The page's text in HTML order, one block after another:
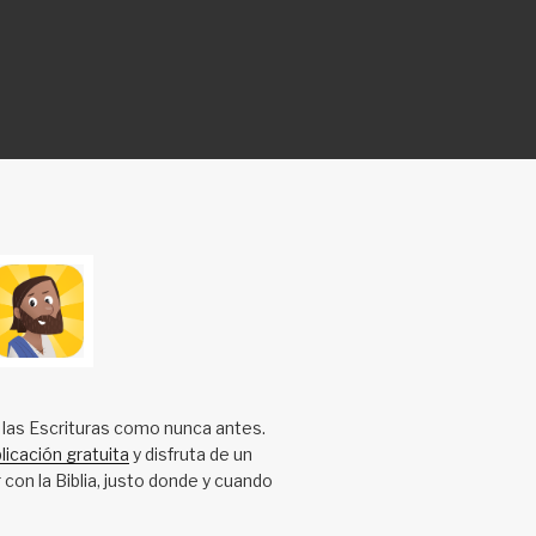
Escrituras como nunca antes.
gratuita y disfruta de un
la Biblia, justo donde y cuando